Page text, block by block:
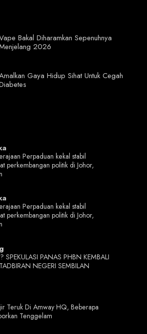
Bakal Diharamkan Sepenuhnya
2026
Gaya Hidup Sihat Untuk Cegah
Perpaduan kekal stabil
perkembangan politik di Johor,
Perpaduan kekal stabil
perkembangan politik di Johor,
SPEKULASI PANAS PHBN KEMBALI
NEGERI SEMBILAN
Teruk Di Amway HQ, Beberapa
Tenggelam